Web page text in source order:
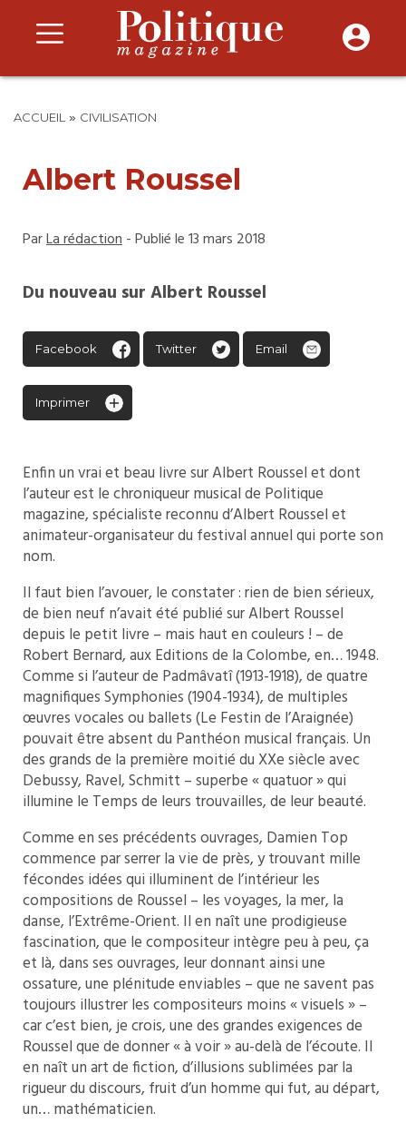
ACCUEIL » CIVILISATION
Albert Roussel
ParLa rédaction- Publié le 13 mars 2018
Du nouveau sur Albert Roussel
Facebook Twitter Email
Imprimer
Enfin un vrai et beau livre sur Albert Roussel et dont
l’auteur est le chroniqueur musical de Politique
magazine, spécialiste reconnu d’Albert Roussel et
animateur-organisateur du festival annuel qui porte son
nom.
Il faut bien l’avouer, le constater : rien de bien sérieux,
de bien neuf n’avait été publié sur Albert Roussel
depuis le petit livre – mais haut en couleurs ! – de
Robert Bernard, aux Editions de la Colombe, en… 1948.
Comme si l’auteur de Padmâvatî (1913-1918), de quatre
magnifiques Symphonies (1904-1934), de multiples
œuvres vocales ou ballets (Le Festin de l’Araignée)
pouvait être absent du Panthéon musical français. Un
des grands de la première moitié du XXe siècle avec
Debussy, Ravel, Schmitt – superbe « quatuor » qui
illumine le Temps de leurs trouvailles, de leur beauté.
Comme en ses précédents ouvrages, Damien Top
commence par serrer la vie de près, y trouvant mille
fécondes idées qui illuminent de l’intérieur les
compositions de Roussel – les voyages, la mer, la
danse, l’Extrême-Orient. Il en naît une prodigieuse
fascination, que le compositeur intègre peu à peu, ça
et là, dans ses ouvrages, leur donnant ainsi une
ossature, une plénitude enviables – que ne savent pas
toujours illustrer les compositeurs moins « visuels » –
car c’est bien, je crois, une des grandes exigences de
Roussel que de donner « à voir » au-delà de l’écoute. Il
en naît un art de fiction, d’illusions sublimées par la
rigueur du discours, fruit d’un homme qui fut, au départ,
un… mathématicien.